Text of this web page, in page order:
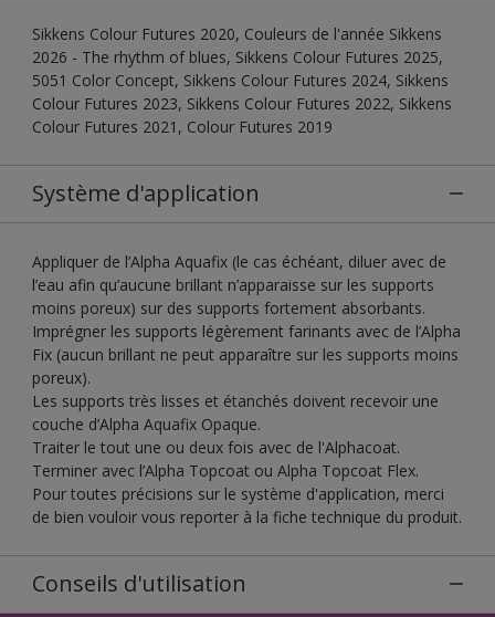
Sikkens Colour Futures 2020, Couleurs de l'année Sikkens
2026 - The rhythm of blues, Sikkens Colour Futures 2025,
5051 Color Concept, Sikkens Colour Futures 2024, Sikkens
Colour Futures 2023, Sikkens Colour Futures 2022, Sikkens
Colour Futures 2021, Colour Futures 2019
Système d'application
Appliquer de l’Alpha Aquafix (le cas échéant, diluer avec de
l’eau afin qu’aucune brillant n’apparaisse sur les supports
moins poreux) sur des supports fortement absorbants.
Imprégner les supports légèrement farinants avec de l’Alpha
Fix (aucun brillant ne peut apparaître sur les supports moins
poreux).
Les supports très lisses et étanchés doivent recevoir une
couche d’Alpha Aquafix Opaque.
Traiter le tout une ou deux fois avec de l'Alphacoat.
Terminer avec l’Alpha Topcoat ou Alpha Topcoat Flex.
Pour toutes précisions sur le système d'application, merci
de bien vouloir vous reporter à la fiche technique du produit.
Conseils d'utilisation